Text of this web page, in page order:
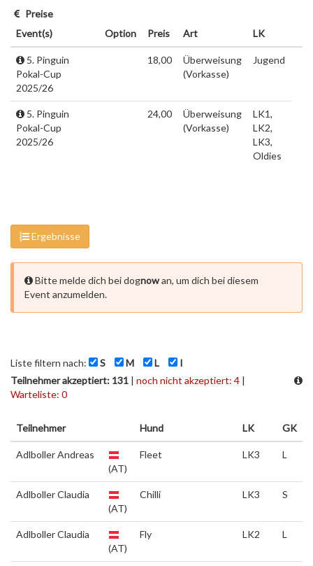
Preise
Event(s)
Option Preis Art LK
5. Pinguin
Pokal-Cup
2025/26
18,00
Überweisung
(Vorkasse)
Jugend
5. Pinguin
Pokal-Cup
2025/26
24,00
Überweisung
(Vorkasse)
LK1,
LK2,
LK3,
Oldies
Ergebnisse
Bitte melde dich bei dognowan, um dich bei diesem
Event anzumelden.
Liste filtern nach: S M L
I
Teilnehmer akzeptiert: 131 | noch nicht akzeptiert: 4 |
Warteliste: 0
Teilnehmer Hund LK GK
Adlboller Andreas
(AT)
Fleet LK3 L
Adlboller Claudia
(AT)
Chilli LK3 S
Adlboller Claudia
(AT)
Fly LK2 L